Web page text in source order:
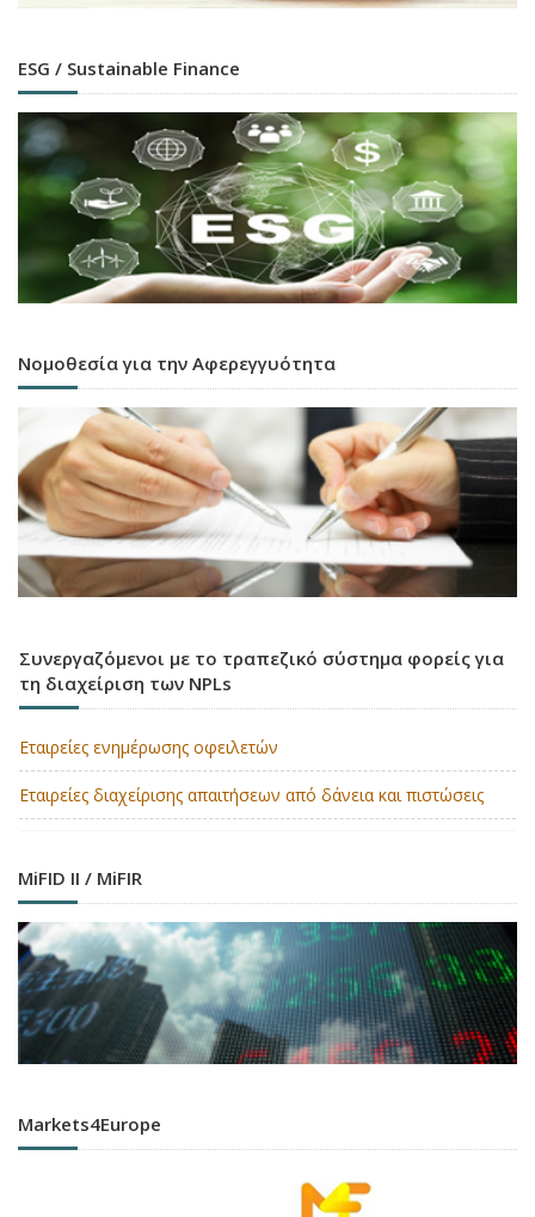
ESG / Sustainable Finance
Νομοθεσία για την Αφερεγγυότητα
Συνεργαζόμενοι με το τραπεζικό σύστημα φορείς για
τη διαχείριση των NPLs
Εταιρείες ενημέρωσης οφειλετών
Εταιρείες διαχείρισης απαιτήσεων από δάνεια και πιστώσεις
MiFID II / MiFIR
Markets4Europe